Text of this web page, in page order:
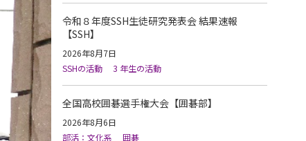
令和８年度SSH生徒研究発表会 結果速報
【SSH】
2026年8月7日
SSHの活動
3 年生の活動
全国高校囲碁選手権大会【囲碁部】
2026年8月6日
部活：文化系
囲碁